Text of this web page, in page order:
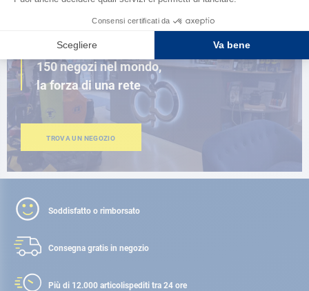
VICINO A TE
150 negozi nel mondo,
la forza di una rete
TROVA UN NEGOZIO
Soddisfatto o rimborsato
Consegna gratis in negozio
Più di 12.000 articolispediti tra 24 ore